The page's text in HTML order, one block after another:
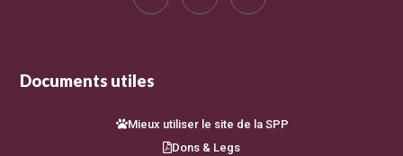
Documents utiles
Mieux utiliser le site de la SPP
Dons & Legs